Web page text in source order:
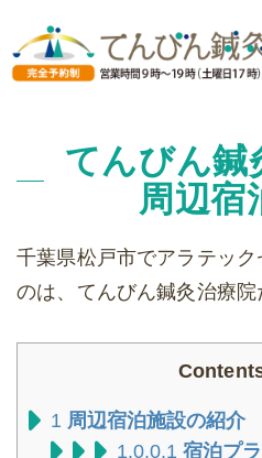
てんびん
周辺宿
千葉県松戸市でアラテッ
のは、てんびん鍼灸治療
1 周辺宿泊施設の紹介
1.0.0.1 宿泊プ